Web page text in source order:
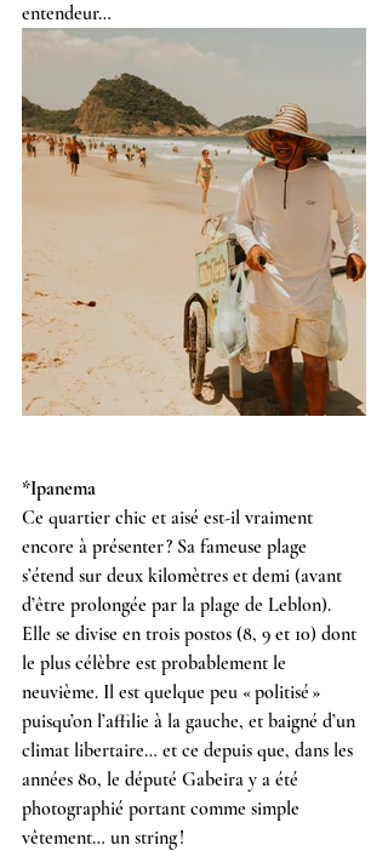
entendeur…
*Ipanema
Ce quartier chic et aisé est-il vraiment
encore à présenter ? Sa fameuse plage
s’étend sur deux kilomètres et demi (avant
d’être prolongée par la plage de Leblon).
Elle se divise en trois postos (8, 9 et 10) dont
le plus célèbre est probablement le
neuvième. Il est quelque peu « politisé »
puisqu’on l’affilie à la gauche, et baigné d’un
climat libertaire… et ce depuis que, dans les
années 80, le député Gabeira y a été
photographié portant comme simple
vêtement… un string !